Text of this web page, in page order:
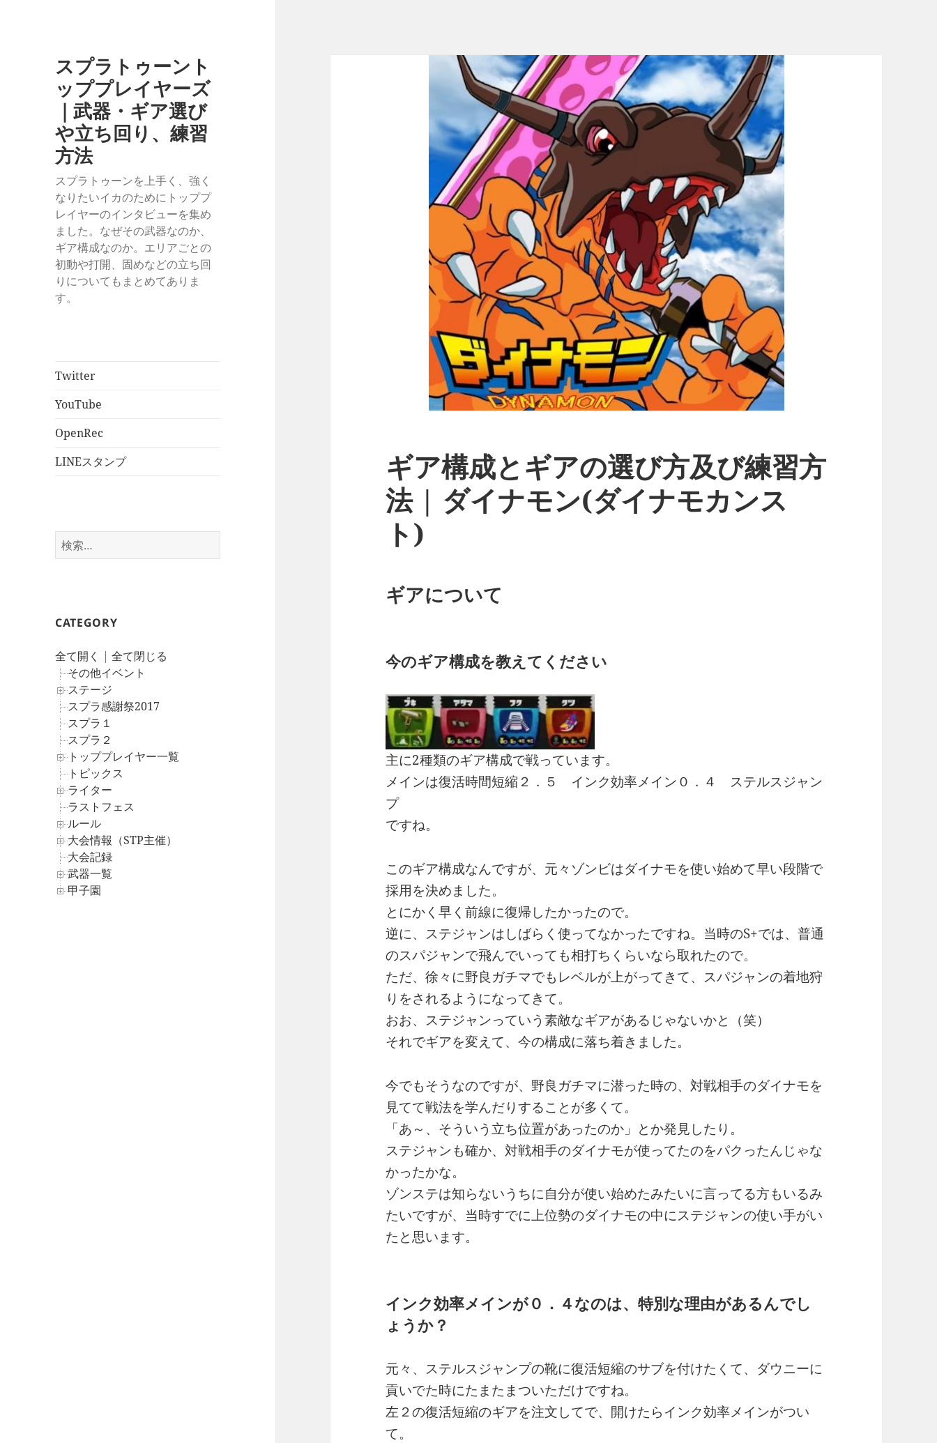
スプラトゥーント
ッププレイヤーズ
｜武器・ギア選び
や立ち回り、練習
方法
スプラトゥーンを上手く、強く
なりたいイカのためにトッププ
レイヤーのインタビューを集め
ました。なぜその武器なのか、
ギア構成なのか。エリアごとの
初動や打開、固めなどの立ち回
りについてもまとめてありま
す。
Twitter
YouTube
OpenRec
LINEスタンプ
検
索:
CATEGORY
全て開く |全て閉じる
その他イベント
ステージ
スプラ感謝祭2017
スプラ１
スプラ２
トッププレイヤー一覧
トピックス
ライター
ラストフェス
ルール
大会情報（STP主催）
大会記録
武器一覧
甲子園
ギア構成とギアの選び方及び練習方
法 | ダイナモン(ダイナモカンス
ト)
ギアについて
今のギア構成を教えてください
主に2種類のギア構成で戦っています。
メインは復活時間短縮２．５ インク効率メイン０．４ ステルスジャン
プ
ですね。
このギア構成なんですが、元々ゾンビはダイナモを使い始めて早い段階で
採用を決めました。
とにかく早く前線に復帰したかったので。
逆に、ステジャンはしばらく使ってなかったですね。当時のS+では、普通
のスパジャンで飛んでいっても相打ちくらいなら取れたので。
ただ、徐々に野良ガチマでもレベルが上がってきて、スパジャンの着地狩
りをされるようになってきて。
おお、ステジャンっていう素敵なギアがあるじゃないかと（笑）
それでギアを変えて、今の構成に落ち着きました。
今でもそうなのですが、野良ガチマに潜った時の、対戦相手のダイナモを
見てて戦法を学んだりすることが多くて。
「あ～、そういう立ち位置があったのか」とか発見したり。
ステジャンも確か、対戦相手のダイナモが使ってたのをパクったんじゃな
かったかな。
ゾンステは知らないうちに自分が使い始めたみたいに言ってる方もいるみ
たいですが、当時すでに上位勢のダイナモの中にステジャンの使い手がい
たと思います。
インク効率メインが０．４なのは、特別な理由があるんでし
ょうか？
元々、ステルスジャンプの靴に復活短縮のサブを付けたくて、ダウニーに
貢いでた時にたまたまついただけですね。
左２の復活短縮のギアを注文してで、開けたらインク効率メインがつい
て。